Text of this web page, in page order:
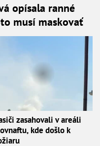
opísala ranné
musí maskovať
zasahovali v areáli
kde došlo k